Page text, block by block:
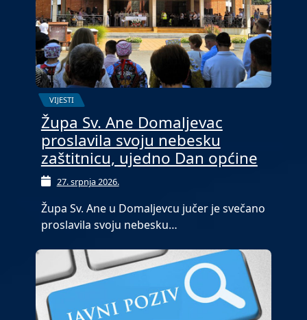
VIJESTI
Župa Sv. Ane Domaljevac
proslavila svoju nebesku
zaštitnicu, ujedno Dan općine
27. srpnja 2026.
Župa Sv. Ane u Domaljevcu jučer je svečano
proslavila svoju nebesku…